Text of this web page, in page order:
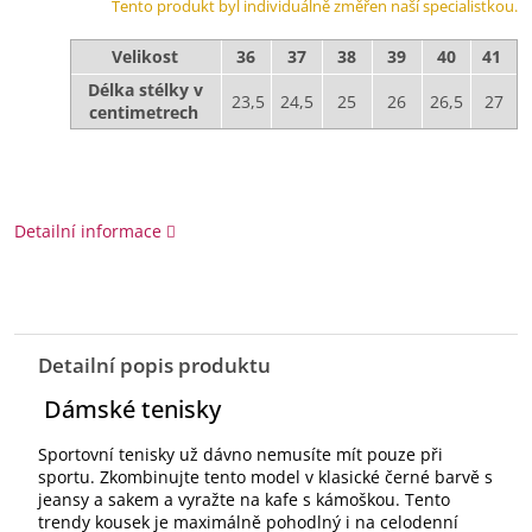
Tento produkt byl individuálně změřen naší specialistkou.
Velikost 36 37 38 39 40
41
Délka stélky v
centimetrech
23,5 24,5 25 26 26,5 27
Detailní informace
Detailní popis produktu
Dámské tenisky
Sportovní tenisky už dávno nemusíte mít pouze při
sportu. Zkombinujte tento model v klasické černé barvě s
jeansy a sakem a vyražte na kafe s kámoškou. Tento
trendy kousek je maximálně pohodlný i na celodenní